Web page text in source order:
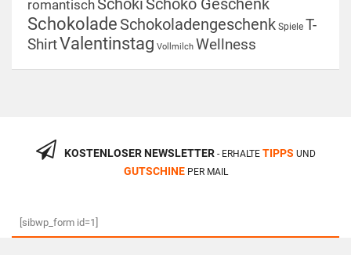
romantisch Schoki Schoko Geschenk
Schokolade Schokoladengeschenk Spiele T-
ShirtValentinstag Vollmilch Wellness
KOSTENLOSER NEWSLETTER- ERHALTE TIPPS UND
GUTSCHINEPER MAIL
[sibwp_form id=1]